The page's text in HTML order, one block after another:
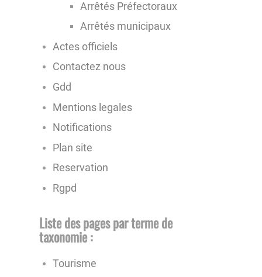
Arrêtés Préfectoraux
Arrêtés municipaux
Actes officiels
Contactez nous
Gdd
Mentions legales
Notifications
Plan site
Reservation
Rgpd
Liste des pages par terme de
taxonomie :
Tourisme